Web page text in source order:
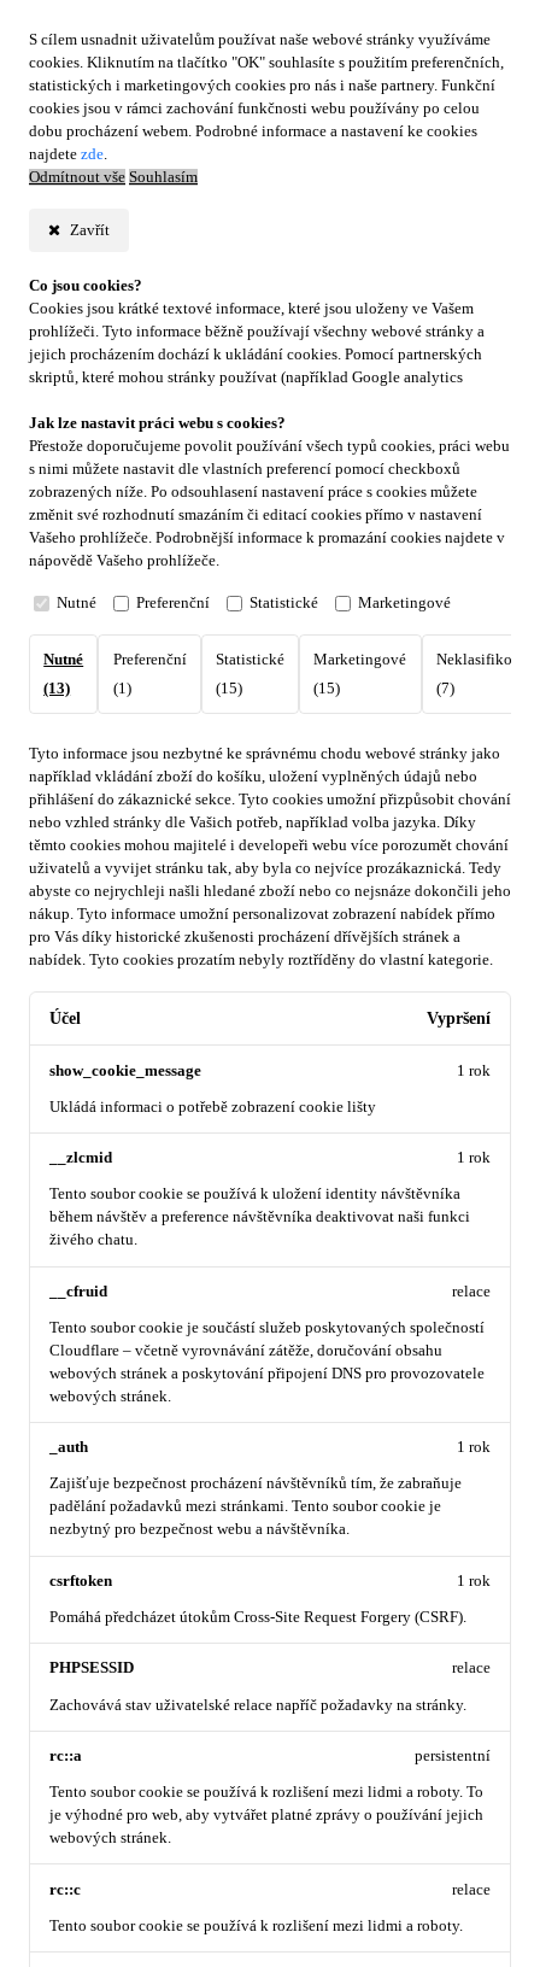
S cílem usnadnit uživatelům používat naše webové stránky využíváme
cookies. Kliknutím na tlačítko "OK" souhlasíte s použitím preferenčních,
statistických i marketingových cookies pro nás i naše partnery. Funkční
cookies jsou v rámci zachování funkčnosti webu používány po celou
dobu procházení webem. Podrobné informace a nastavení ke cookies
najdete zde.
Odmítnout vše Souhlasím
Zavřít
Co jsou cookies?
Cookies jsou krátké textové informace, které jsou uloženy ve Vašem
prohlížeči. Tyto informace běžně používají všechny webové stránky a
jejich procházením dochází k ukládání cookies. Pomocí partnerských
skriptů, které mohou stránky používat (například Google analytics
Jak lze nastavit práci webu s cookies?
Přestože doporučujeme povolit používání všech typů cookies, práci webu
s nimi můžete nastavit dle vlastních preferencí pomocí checkboxů
zobrazených níže. Po odsouhlasení nastavení práce s cookies můžete
změnit své rozhodnutí smazáním či editací cookies přímo v nastavení
Vašeho prohlížeče. Podrobnější informace k promazání cookies najdete v
nápovědě Vašeho prohlížeče.
Nutné Preferenční Statistické Marketingové
Nutné
(13)
Preferenční
(1)
Statistické
(15)
Marketingové
(15)
(7)
Tyto informace jsou nezbytné ke správnému chodu webové stránky jako
například vkládání zboží do košíku, uložení vyplněných údajů nebo
přihlášení do zákaznické sekce. Tyto cookies umožní přizpůsobit chování
nebo vzhled stránky dle Vašich potřeb, například volba jazyka. Díky
těmto cookies mohou majitelé i developeři webu více porozumět chování
uživatelů a vyvijet stránku tak, aby byla co nejvíce prozákaznická. Tedy
abyste co nejrychleji našli hledané zboží nebo co nejsnáze dokončili jeho
nákup. Tyto informace umožní personalizovat zobrazení nabídek přímo
pro Vás díky historické zkušenosti procházení dřívějších stránek a
nabídek. Tyto cookies prozatím nebyly roztříděny do vlastní kategorie.
Účel Vypršení
show_cookie_message
Ukládá informaci o potřebě zobrazení cookie lišty
1 rok
__zlcmid
Tento soubor cookie se používá k uložení identity návštěvníka
během návštěv a preference návštěvníka deaktivovat naši funkci
živého chatu.
1 rok
__cfruid
Tento soubor cookie je součástí služeb poskytovaných společností
Cloudflare – včetně vyrovnávání zátěže, doručování obsahu
webových stránek a poskytování připojení DNS pro provozovatele
webových stránek.
relace
_auth
Zajišťuje bezpečnost procházení návštěvníků tím, že zabraňuje
padělání požadavků mezi stránkami. Tento soubor cookie je
nezbytný pro bezpečnost webu a návštěvníka.
1 rok
csrftoken
Pomáhá předcházet útokům Cross-Site Request Forgery (CSRF).
1 rok
PHPSESSID
Zachovává stav uživatelské relace napříč požadavky na stránky.
relace
rc::a
Tento soubor cookie se používá k rozlišení mezi lidmi a roboty. To
je výhodné pro web, aby vytvářet platné zprávy o používání jejich
webových stránek.
persistentní
rc::c
Tento soubor cookie se používá k rozlišení mezi lidmi a roboty.
relace